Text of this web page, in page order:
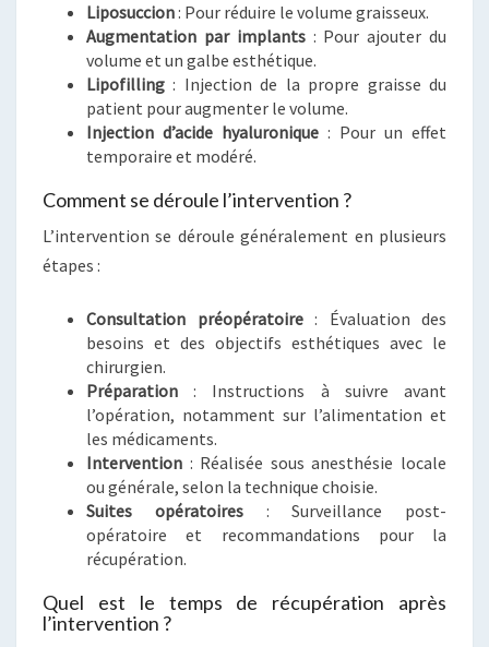
Liposuccion: Pour réduire le volume graisseux.
Augmentation par implants: Pour ajouter du
volume et un galbe esthétique.
Lipofilling : Injection de la propre graisse du
patient pour augmenter le volume.
Injection d’acide hyaluronique : Pour un effet
temporaire et modéré.
Comment se déroule l’intervention ?
L’intervention se déroule généralement en plusieurs
étapes :
Consultation préopératoire: Évaluation des
besoins et des objectifs esthétiques avec le
chirurgien.
Préparation : Instructions à suivre avant
l’opération, notamment sur l’alimentation et
les médicaments.
Intervention : Réalisée sous anesthésie locale
ou générale, selon la technique choisie.
Suites opératoires: Surveillance post-
opératoire et recommandations pour la
récupération.
Quel est le temps de récupération après
l’intervention ?